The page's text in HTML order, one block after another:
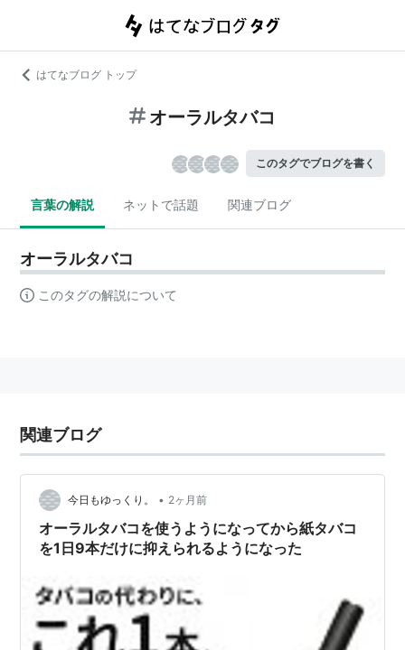
はてなブログ トップ
オーラルタバコ
このタグでブログを書く
言葉の解説 ネットで話題 関連ブログ
オーラルタバコ
このタグの解説について
関連ブログ
今日もゆっくり。 • 2ヶ月前
オーラルタバコを使うようになってから紙タバコ
を1日9本だけに抑えられるようになった